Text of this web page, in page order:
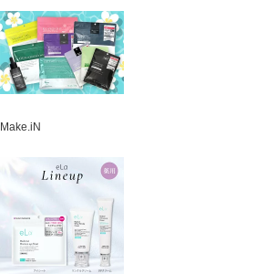
Make.iN